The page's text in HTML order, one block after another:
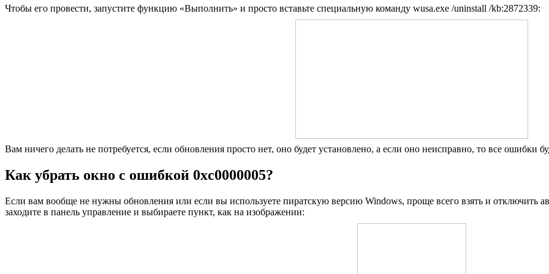
Чтобы его провести, запустите функцию «Выполнить» и просто вставьте специальную команду wusa.exe /uninstall /kb:2872339:
Вам ничего делать не потребуется, если обновления просто нет, оно будет установлено, а если оно неисправно, то все ошибки
Как убрать окно с ошибкой 0xc0000005?
Если вам вообще не нужны обновления или если вы используете пиратскую версию Windows, проще всего взять и отключить
заходите в панель управление и выбираете пункт, как на изображении: